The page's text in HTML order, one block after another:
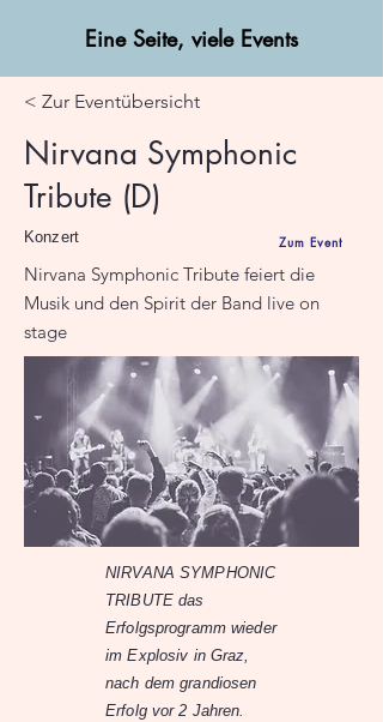
Eine Seite, viele Events
< Zur Eventübersicht
Nirvana Symphonic
Tribute (D)
Konzert Zum Event
Nirvana Symphonic Tribute feiert die
Musik und den Spirit der Band live on
stage
NIRVANA SYMPHONIC
TRIBUTE das
Erfolgsprogramm wieder
im Explosiv in Graz,
nach dem grandiosen
Erfolg vor 2 Jahren.